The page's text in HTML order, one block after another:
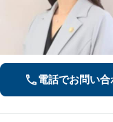
電話でお問い合